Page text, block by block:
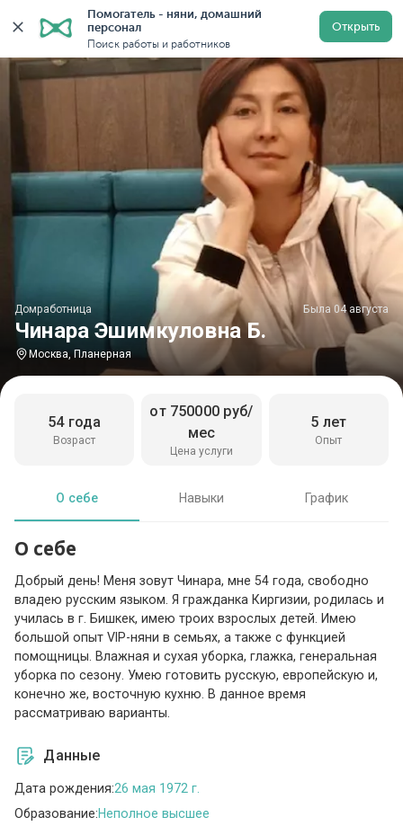
Помогатель - няни, домашний
персонал
Поиск работы и работников
Открыть
Главная Домработницы Домработницы в Москве
Чинара Эшимкуловна Б.
Домработница Была 04 августа
Москва, Планерная
Возраст
54 года
Цена услуги
от 750000 руб/
мес
Опыт
5 лет
О себе Навыки График
О себе
Добрый день! Меня зовут Чинара, мне 54 года, свободно
владею русским языком. Я гражданка Киргизии, родилась и
училась в г. Бишкек, имею троих взрослых детей. Имею
большой опыт VIP-няни в семьях, а также с функцией
помощницы. Влажная и сухая уборка, глажка, генеральная
уборка по сезону. Умею готовить русскую, европейскую и,
конечно же, восточную кухню. В данное время
рассматриваю варианты.
Данные
Дата рождения:26 мая 1972 г.
Образование:Неполное высшее